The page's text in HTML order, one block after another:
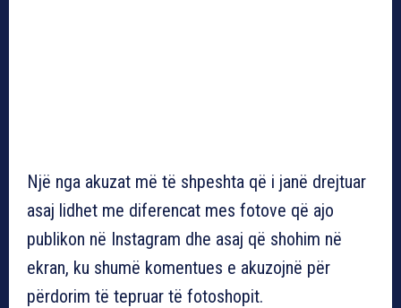
Një nga akuzat më të shpeshta që i janë drejtuar
asaj lidhet me diferencat mes fotove që ajo
publikon në Instagram dhe asaj që shohim në
ekran, ku shumë komentues e akuzojnë për
përdorim të tepruar të fotoshopit.